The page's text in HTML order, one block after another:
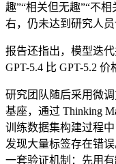
趣”“相关但无趣”“不
右，仍未达到研究人员
报告还指出，模型迭
GPT-5.4 比 GPT-5.2
研究团队随后采用微
基座，通过 Thinking
训练数据集构建过程
发现大量标签存在错
一套验证机制：先用